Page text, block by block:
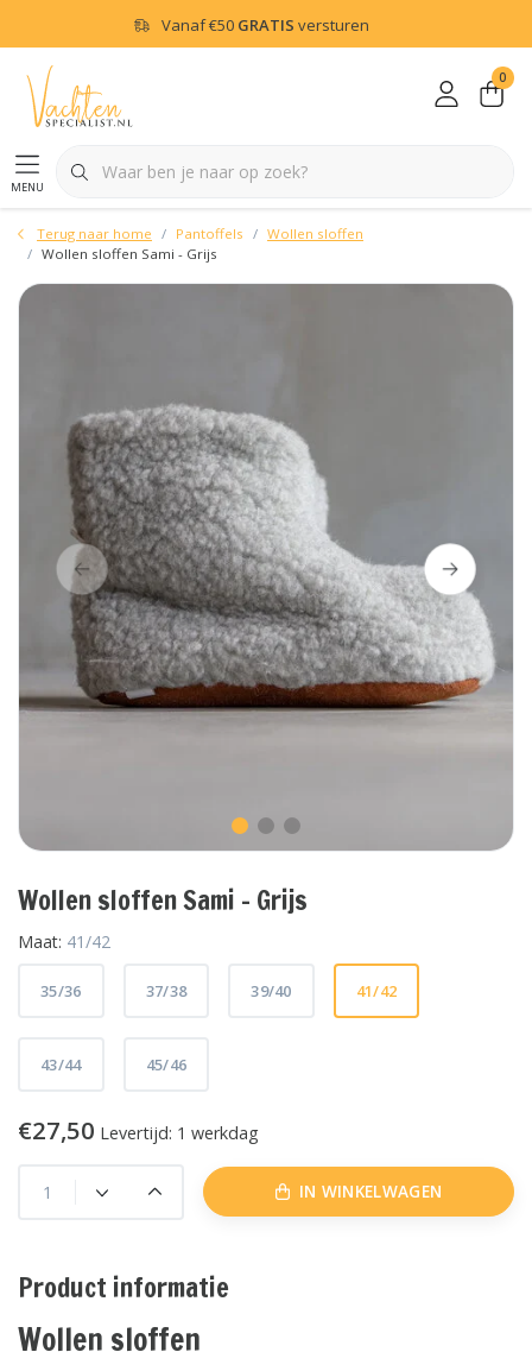
Vanaf€50 GRATIS versturen
menu
0
Terug naar home Pantoffels
Wollen sloffen
Wollen sloffen Sami - Grijs
Wollen sloffen Sami - Grijs
Maat: 41/42
35/36 37/38 39/40 41/42
43/44 45/46
€27,50 Levertijd: 1 werkdag
IN WINKELWAGEN
Product informatie
Wollen sloffen